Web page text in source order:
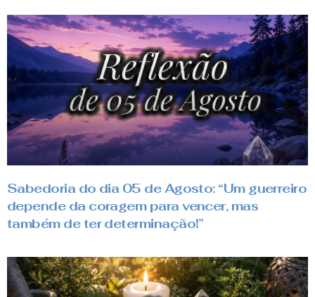
Sabedoria do dia 05 de Agosto: “Um guerreiro
depende da coragem para vencer, mas
também de ter determinação!”